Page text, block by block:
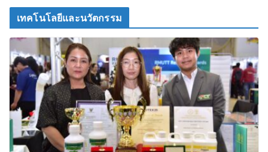
เทคโนโลยีและนวัตกรรม